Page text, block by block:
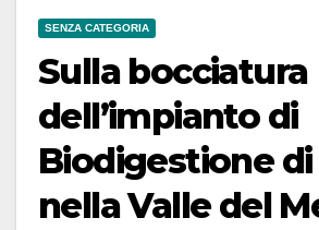
SENZA CATEGORIA
Sulla bocciatura
dell’impianto di
Biodigestione di
nella Valle del